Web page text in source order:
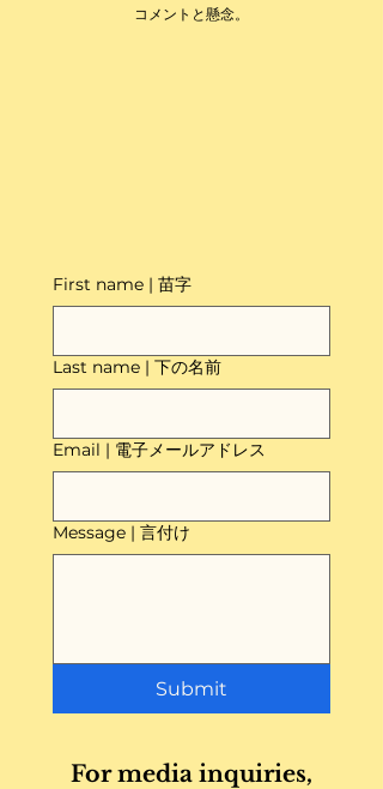
コメントと懸念。
First name | 苗字
Last name | 下の名前
Email | 電子メールアドレス
Message | 言付け
Submit
For media inquiries,